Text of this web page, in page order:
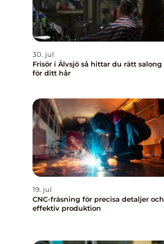
30. jul
Frisör i Älvsjö så hittar du rätt salong
för ditt hår
19. jul
CNC-fräsning för precisa detaljer och
effektiv produktion